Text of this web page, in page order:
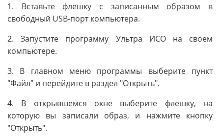
1. Вставьте флешку с записанным образом в
свободный USB-порт компьютера.
2. Запустите программу Ультра ИСО на своем
компьютере.
3. В главном меню программы выберите пункт
"Файл" и перейдите в раздел "Открыть".
4. В открывшемся окне выберите флешку, на
которую вы записали образ, и нажмите кнопку
"Открыть".